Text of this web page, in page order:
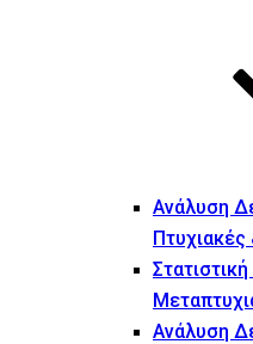
Ανάλυση
Πτυχιακές
Ανάλυση